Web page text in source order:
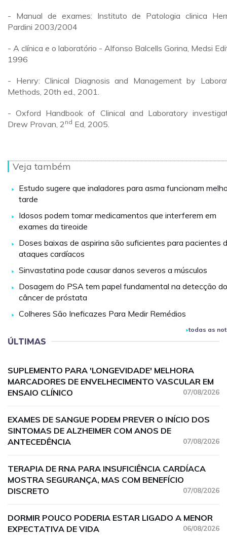
- Manual de exames: Instituto de Patologia clinica
Pardini 2003/2004
- A clínica e o laboratório - Alfonso Balcells Gorina, Medsi
1996
- Henry: Clinical Diagnosis and Management by
Methods, 20th ed., 2001.
- Oxford Handbook of Clinical and Laboratory
Drew Provan, 2 nd Ed, 2005.
Veja também
Estudo sugere que inaladores para asma funcionam
tarde
Idosos podem tomar medicamentos que interferem em
exames da tireoide
Doses baixas de aspirina são suficientes para pacientes
ataques cardíacos
Sinvastatina pode causar danos severos a músculos
Dosagem do PSA tem papel fundamental na detecção do
câncer de próstata
Colheres São Ineficazes Para Medir Remédios
todas as
ÚLTIMAS
SUPLEMENTO PARA 'LONGEVIDADE' MELHORA
MARCADORES DE ENVELHECIMENTO VASCULAR EM
ENSAIO CLÍNICO
07/08/2026
EXAMES DE SANGUE PODEM PREVER O INÍCIO DOS
SINTOMAS DE ALZHEIMER COM ANOS DE
ANTECEDÊNCIA
07/08/2026
TERAPIA DE RNA PARA INSUFICIÊNCIA CARDÍACA
MOSTRA SEGURANÇA, MAS COM BENEFÍCIO
DISCRETO
07/08/2026
DORMIR POUCO PODERIA ESTAR LIGADO A MENOR
EXPECTATIVA DE VIDA
06/08/2026